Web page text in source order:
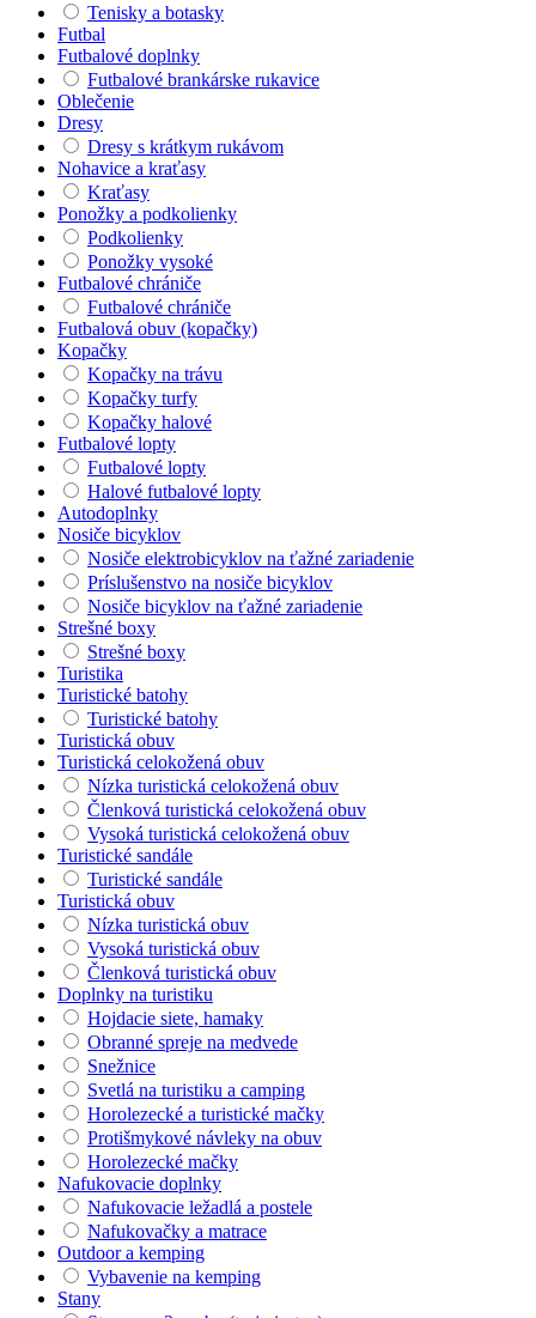
Tenisky a botasky
Futbal
Futbalové doplnky
Futbalové brankárske rukavice
Oblečenie
Dresy
Dresy s krátkym rukávom
Nohavice a kraťasy
Kraťasy
Ponožky a podkolienky
Podkolienky
Ponožky vysoké
Futbalové chrániče
Futbalové chrániče
Futbalová obuv (kopačky)
Kopačky
Kopačky na trávu
Kopačky turfy
Kopačky halové
Futbalové lopty
Futbalové lopty
Halové futbalové lopty
Autodoplnky
Nosiče bicyklov
Nosiče elektrobicyklov na ťažné zariadenie
Príslušenstvo na nosiče bicyklov
Nosiče bicyklov na ťažné zariadenie
Strešné boxy
Strešné boxy
Turistika
Turistické batohy
Turistické batohy
Turistická obuv
Turistická celokožená obuv
Nízka turistická celokožená obuv
Členková turistická celokožená obuv
Vysoká turistická celokožená obuv
Turistické sandále
Turistické sandále
Turistická obuv
Nízka turistická obuv
Vysoká turistická obuv
Členková turistická obuv
Doplnky na turistiku
Hojdacie siete, hamaky
Obranné spreje na medvede
Snežnice
Svetlá na turistiku a camping
Horolezecké a turistické mačky
Protišmykové návleky na obuv
Horolezecké mačky
Nafukovacie doplnky
Nafukovacie ležadlá a postele
Nafukovačky a matrace
Outdoor a kemping
Vybavenie na kemping
Stany